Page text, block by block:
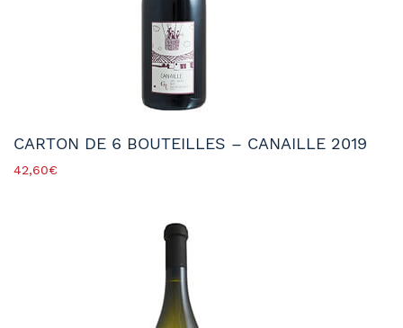
CARTON DE 6 BOUTEILLES – CANAILLE 2019
42,60€